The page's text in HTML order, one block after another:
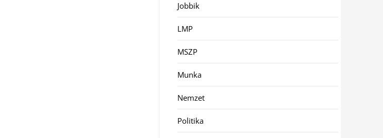
Jobbik
LMP
MSZP
Munka
Nemzet
Politika